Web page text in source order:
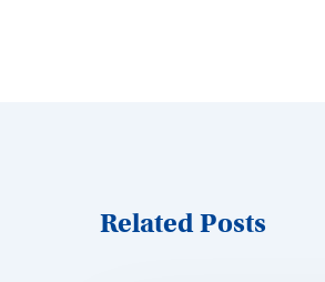
Related Posts